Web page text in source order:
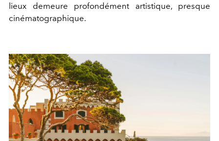
lieux demeure profondément artistique, presque
cinématographique.